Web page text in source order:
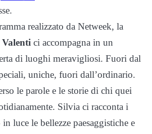
realizzato da Netweek, la
ci accompagna in un
di luoghi meravigliosi. Fuori dal
uniche, fuori dall’ordinario.
le parole e le storie di chi quei
Silvia ci racconta i
luce le bellezze paesaggistiche e